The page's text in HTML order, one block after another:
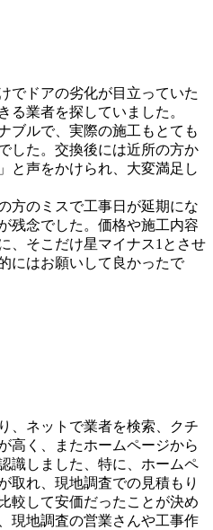
でドアの劣化が目立っていた
る業者を探していました。
ブルで、実際の施工もとても
した。交換後には近所の方か
と声をかけられ、大変満足し
方のミスで工事日が延期にな
残念でした。価格や施工内容
、そこだけ星マイナス1とさせ
にはお願いして良かったで
、ネットで業者を検索、クチ
高く、またホームページから
識しました、特に、ホームペ
取れ、現地調査での見積もり
較して安価だったことが決め
現地調査の営業さんや工事作